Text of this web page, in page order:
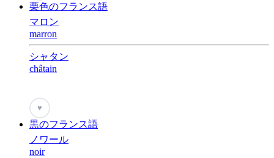
栗色のフランス語
マロン
marron
シャタン
châtain
♥
黒のフランス語
ノワール
noir